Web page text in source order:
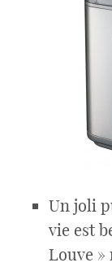
Un joli
vie est
Louve »